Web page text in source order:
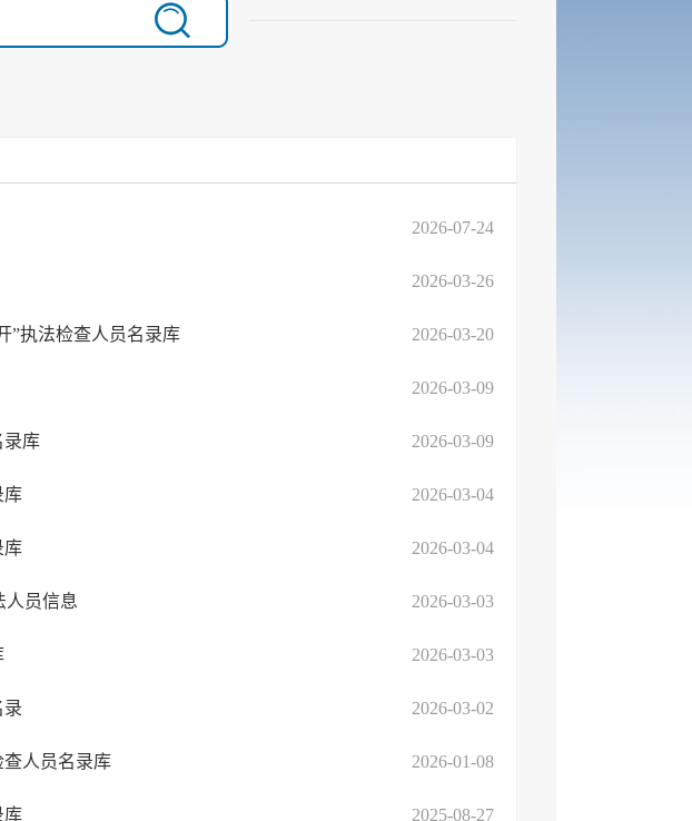
2026-07-24
2026-03-26
”执法检查人员名录库 2026-03-20
2026-03-09
录库 2026-03-09
库 2026-03-04
库 2026-03-04
人员信息 2026-03-03
2026-03-03
录 2026-03-02
查人员名录库 2026-01-08
库 2025-08-27